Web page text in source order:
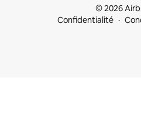
© 2026
Confidentialité